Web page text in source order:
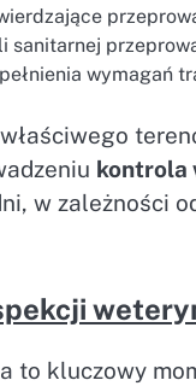
sanitarnej
wymagań
kontrola
w zależności
to kluczowy